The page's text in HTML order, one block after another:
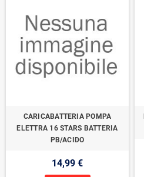
CARICABATTERIA POMPA
ELETTRA 16 STARS BATTERIA
PB/ACIDO
14,99 €